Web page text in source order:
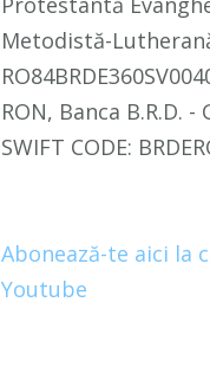
Metodistă-
RON, Banca B.R.D. -
SWIFT CODE:
Abonează-te aici la
Youtube